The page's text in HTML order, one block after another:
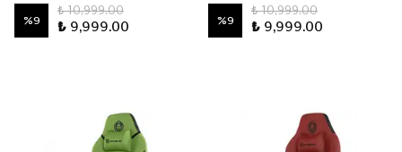
%9
₺ 10,999.00
₺ 9,999.00 %9
₺ 10,999.00
₺ 9,999.00